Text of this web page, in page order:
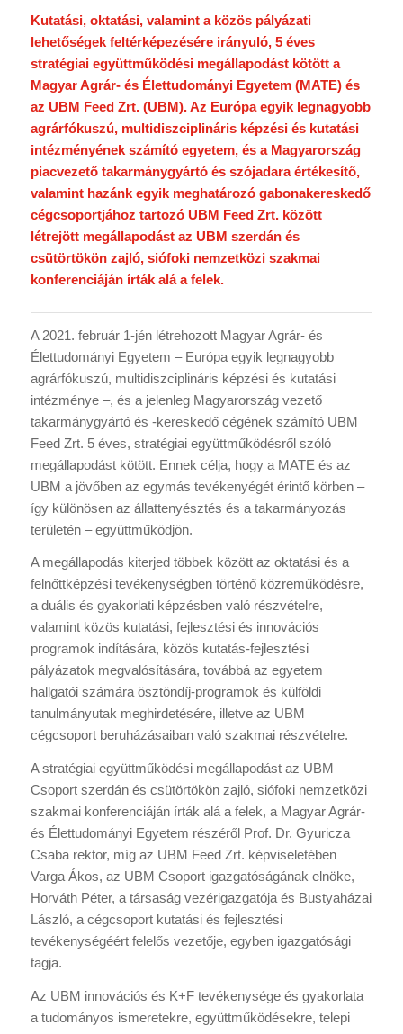
Kutatási, oktatási, valamint a közös pályázati
lehetőségek feltérképezésére irányuló, 5 éves
stratégiai együttműködési megállapodást kötött a
Magyar Agrár- és Élettudományi Egyetem (MATE) és
az UBM Feed Zrt. (UBM). Az Európa egyik legnagyobb
agrárfókuszú, multidiszciplináris képzési és kutatási
intézményének számító egyetem, és a Magyarország
piacvezető takarmánygyártó és szójadara értékesítő,
valamint hazánk egyik meghatározó gabonakereskedő
cégcsoportjához tartozó UBM Feed Zrt. között
létrejött megállapodást az UBM szerdán és
csütörtökön zajló, siófoki nemzetközi szakmai
konferenciáján írták alá a felek.
A 2021. február 1-jén létrehozott Magyar Agrár- és
Élettudományi Egyetem – Európa egyik legnagyobb
agrárfókuszú, multidiszciplináris képzési és kutatási
intézménye –, és a jelenleg Magyarország vezető
takarmánygyártó és -kereskedő cégének számító UBM
Feed Zrt. 5 éves, stratégiai együttműködésről szóló
megállapodást kötött. Ennek célja, hogy a MATE és az
UBM a jövőben az egymás tevékenyégét érintő körben –
így különösen az állattenyésztés és a takarmányozás
területén – együttműködjön.
A megállapodás kiterjed többek között az oktatási és a
felnőttképzési tevékenységben történő közreműködésre,
a duális és gyakorlati képzésben való részvételre,
valamint közös kutatási, fejlesztési és innovációs
programok indítására, közös kutatás-fejlesztési
pályázatok megvalósítására, továbbá az egyetem
hallgatói számára ösztöndíj-programok és külföldi
tanulmányutak meghirdetésére, illetve az UBM
cégcsoport beruházásaiban való szakmai részvételre.
A stratégiai együttműködési megállapodást az UBM
Csoport szerdán és csütörtökön zajló, siófoki nemzetközi
szakmai konferenciáján írták alá a felek, a Magyar Agrár-
és Élettudományi Egyetem részéről Prof. Dr. Gyuricza
Csaba rektor, míg az UBM Feed Zrt. képviseletében
Varga Ákos, az UBM Csoport igazgatóságának elnöke,
Horváth Péter, a társaság vezérigazgatója és Bustyaházai
László, a cégcsoport kutatási és fejlesztési
tevékenységéért felelős vezetője, egyben igazgatósági
tagja.
Az UBM innovációs és K+F tevékenysége és gyakorlata
a tudományos ismeretekre, együttműködésekre, telepi